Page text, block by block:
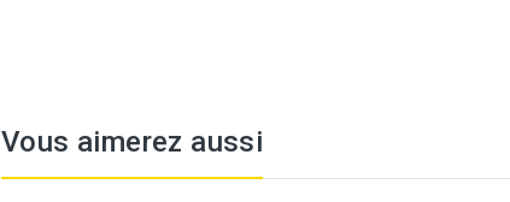
Vous aimerez aussi